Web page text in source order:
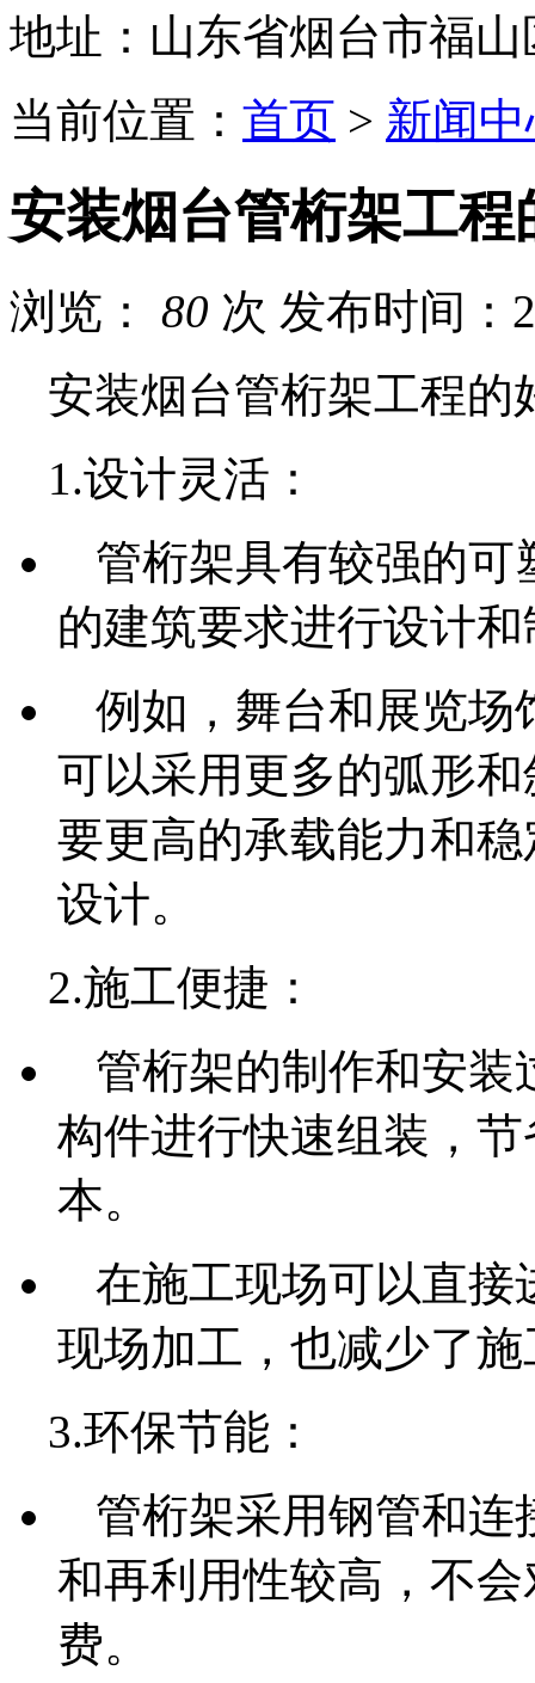
地址：山东省烟台市福
当前位置： 首页 > 新闻
安装烟台管桁架工
浏览： 80 次 发布时间：
安装烟台管桁架工程的
1.设计灵活：
管桁架具有较强的可
的建筑要求进行设计
例如，舞台和展览场
可以采用更多的弧形
要更高的承载能力和
设计。
2.施工便捷：
管桁架的制作和安装
构件进行快速组装，
本。
在施工现场可以直接
现场加工，也减少了
3.环保节能：
管桁架采用钢管和连
和再利用性较高，不
费。